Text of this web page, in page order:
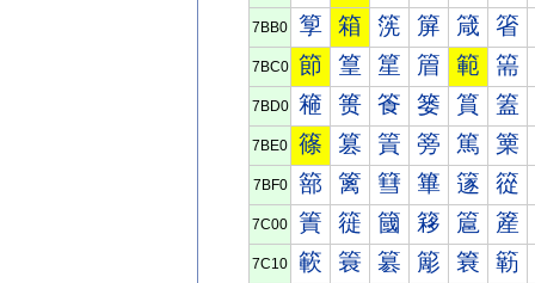
7BB0 箰 箱 箲 箳 箴 箵
7BC0 節 篁 篂 篃 範 篅
7BD0 篐 篑 篒 篓 篔 篕
7BE0 篠 篡 篢 篣 篤 篥
7BF0 篰 篱 篲 篳 篴 篵
7C00 簀 簁 簂 簃 簄 簅
7C10 簐 簑 簒 簓 簔 簕